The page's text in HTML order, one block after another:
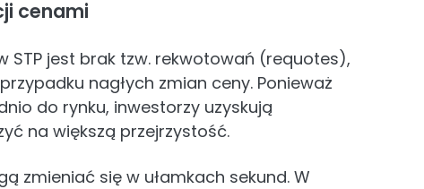
cenami
STP jest brak tzw. rekwotowań (requotes),
nagłych zmian ceny. Ponieważ
do rynku, inwestorzy uzyskują
na większą przejrzystość.
zmieniać się w ułamkach sekund. W